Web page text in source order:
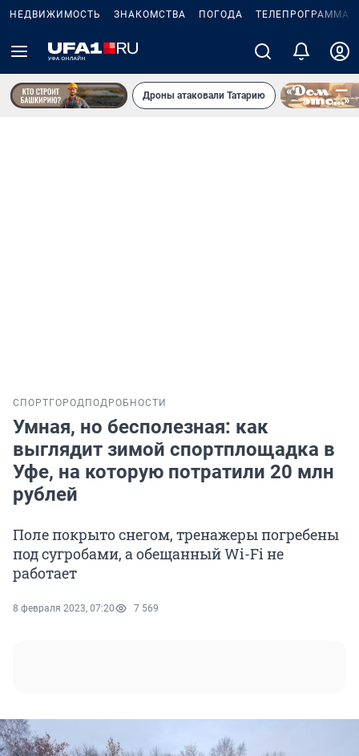
НЕДВИЖИМОСТЬ ЗНАКОМСТВА ПОГОДА ТЕЛЕПРОГРАММА
Дроны атаковали Татарию
СПОРТ ГОРОД ПОДРОБНОСТИ
Умная, но бесполезная: как
выглядит зимой спортплощадка в
Уфе, на которую потратили 20 млн
рублей
Поле покрыто снегом, тренажеры погребены
под сугробами, а обещанный Wi-Fi не
работает
8 февраля 2023, 07:20 7 569